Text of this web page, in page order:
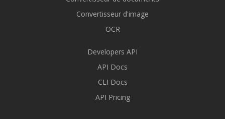
Convertisseur d'image
OCR
Developers API
API Docs
CLI Docs
API Pricing